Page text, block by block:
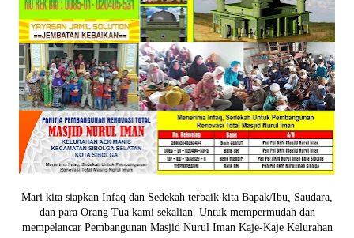
Mari kita siapkan Infaq dan Sedekah terbaik kita Bapak/Ibu, Saudara,
dan para Orang Tua kami sekalian. Untuk mempermudah dan
mempelancar Pembangunan Masjid Nurul Iman Kaje-Kaje Kelurahan